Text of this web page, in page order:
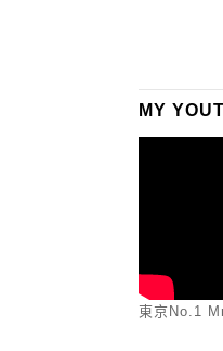
MY
東京No.1